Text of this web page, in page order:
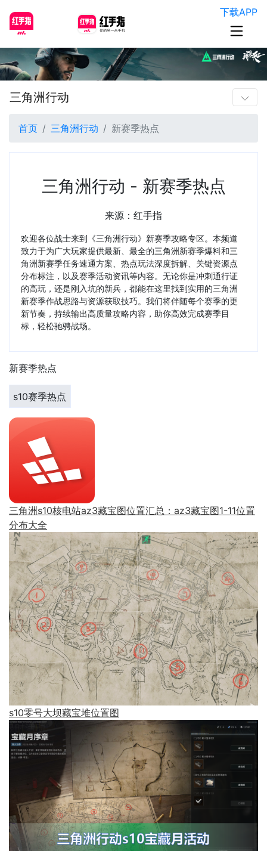
下载APP
三角洲行动
首页 三角洲行动 新赛季热点
三角洲行动 - 新赛季热点
来源：红手指
欢迎各位战士来到《三角洲行动》新赛季攻略专区。本频道
致力于为广大玩家提供最新、最全的三角洲新赛季爆料和三
角洲新赛季任务速通方案、热点玩法深度拆解、关键资源点
分布标注，以及赛季活动资讯等内容。无论你是冲刺通行证
的高玩，还是刚入坑的新兵，都能在这里找到实用的三角洲
新赛季作战思路与资源获取技巧。我们将伴随每个赛季的更
新节奏，持续输出高质量攻略内容，助你高效完成赛季目
标，轻松驰骋战场。
新赛季热点
s10赛季热点
三角洲s10核电站az3藏宝图位置汇总：az3藏宝图1-11位置
分布大全
s10零号大坝藏宝堆位置图